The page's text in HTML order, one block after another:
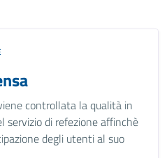
controllata la qualità in
servizio di refezione affinchè
degli utenti al suo